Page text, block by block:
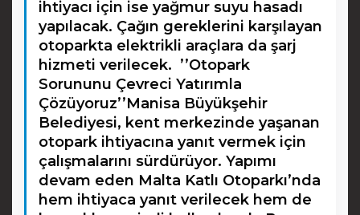
ihtiyacı için ise yağmur suyu hasadı
yapılacak. Çağın gereklerini karşılayan
otoparkta elektrikli araçlara da şarj
hizmeti verilecek. ’’Otopark
Sorununu Çevreci Yatırımla
Çözüyoruz’’Manisa Büyükşehir
Belediyesi, kent merkezinde yaşanan
otopark ihtiyacına yanıt vermek için
çalışmalarını sürdürüyor. Yapımı
devam eden Malta Katlı Otoparkı’nda
hem ihtiyaca yanıt verilecek hem de